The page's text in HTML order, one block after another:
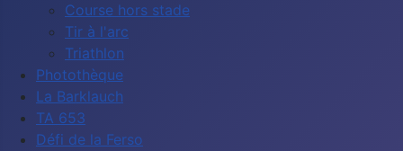
Course hors stade
Tir à l'arc
Triathlon
Photothèque
La Barklauch
TA 653
Défi de la Ferso